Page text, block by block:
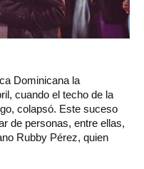
Dominicana la
cuando el techo de la
colapsó. Este suceso
de personas, entre ellas,
Rubby Pérez, quien